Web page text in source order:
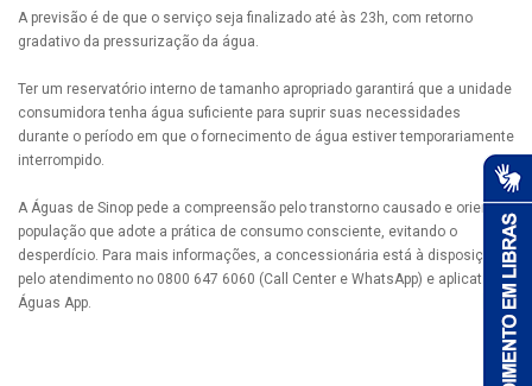
A previsão é de que o serviço seja finalizado até às 23h, com retorno
gradativo da pressurização da água.
Ter um reservatório interno de tamanho apropriado garantirá que a unidade
consumidora tenha água suficiente para suprir suas necessidades
durante o período em que o fornecimento de água estiver temporariamente
interrompido.
A Águas de Sinop pede a compreensão pelo transtorno causado e orienta a
população que adote a prática de consumo consciente, evitando o
desperdício. Para mais informações, a concessionária está à disposição
pelo atendimento no 0800 647 6060 (Call Center e WhatsApp) e aplicativo
Águas App.